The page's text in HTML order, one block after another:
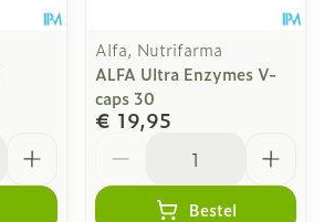
Alfa, Nutrifarma
ALFA Ultra Enzymes V-
caps 30
€ 19,95
Bestel